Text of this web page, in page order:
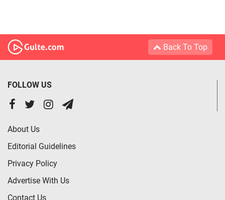
Back To Top
FOLLOW US
About Us
Editorial Guidelines
Privacy Policy
Advertise With Us
Contact Us